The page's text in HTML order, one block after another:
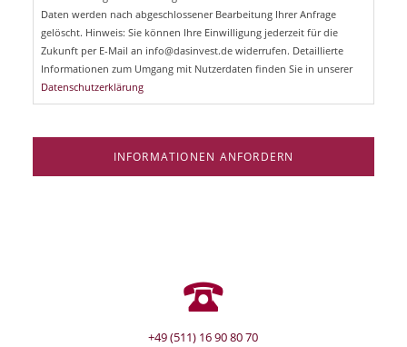
Daten werden nach abgeschlossener Bearbeitung Ihrer Anfrage
gelöscht. Hinweis: Sie können Ihre Einwilligung jederzeit für die
Zukunft per E-Mail an info@dasinvest.de widerrufen. Detaillierte
Informationen zum Umgang mit Nutzerdaten finden Sie in unserer
Datenschutzerklärung
INFORMATIONEN ANFORDERN
+49 (511) 16 90 80 70